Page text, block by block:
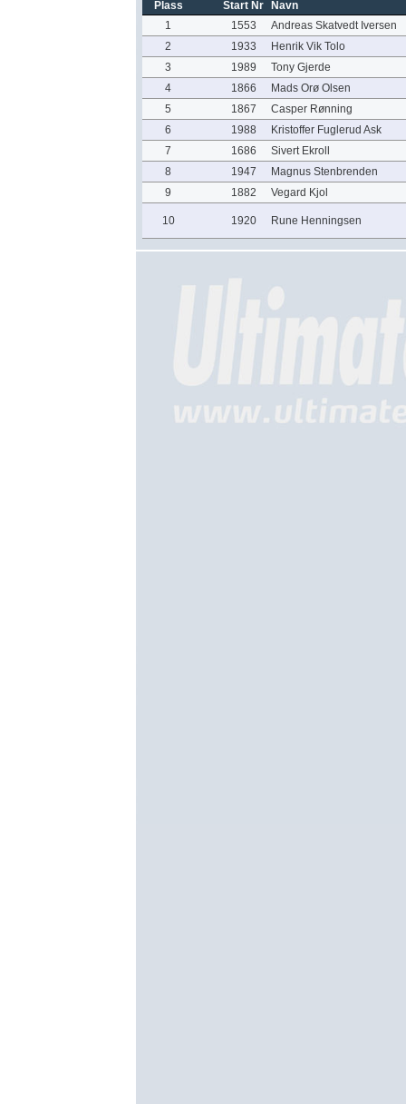
Plass Start Nr
Navn
1
1553
Andreas Skatvedt Iversen
2
1933
Henrik Vik Tolo
3
1989
Tony Gjerde
4
1866
Mads Orø Olsen
5
1867
Casper Rønning
6
1988
Kristoffer Fuglerud Ask
7
1686
Sivert Ekroll
8
1947
Magnus Stenbrenden
9
1882 Vegard Kjol
10 1920 Rune Henningsen